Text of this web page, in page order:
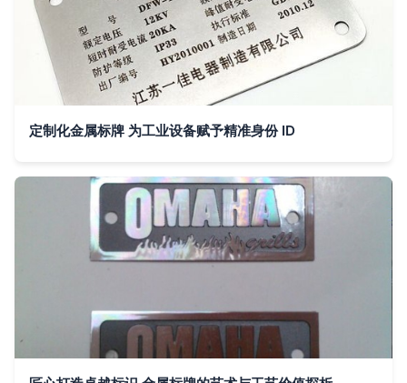
定制化金属标牌 为工业设备赋予精准身份 ID